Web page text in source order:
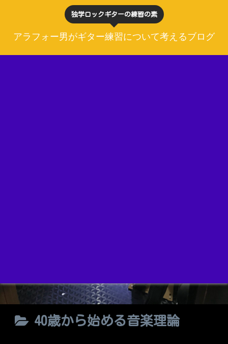
独学ロックギターの練習の素
アラフォー男がギター練習について考えるブログ
40歳から始める音楽理論